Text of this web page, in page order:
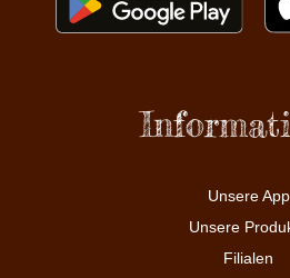
Unsere App
Unsere
Filialen